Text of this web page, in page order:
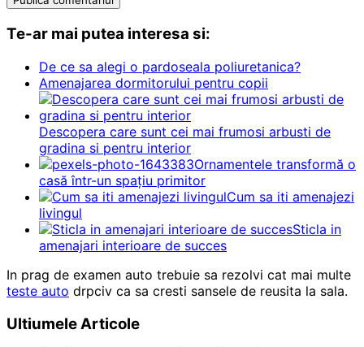
Te-ar mai putea interesa si:
De ce sa alegi o pardoseala poliuretanica?
Amenajarea dormitorului pentru copii
Descopera care sunt cei mai frumosi arbusti de
gradina si pentru interior
Ornamentele transformă o
casă într-un spațiu primitor
Cum sa iti amenajezi
livingul
Sticla in
amenajari interioare de succes
In prag de examen auto trebuie sa rezolvi cat mai multe
teste auto drpciv ca sa cresti sansele de reusita la sala.
Ultiumele Articole